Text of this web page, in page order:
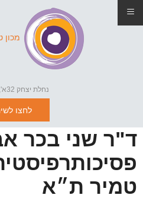
מכון
נחלת יצחק 32א', תל אביב
לחצו
ד"ר שני בכר
טמיר ת״א
≡